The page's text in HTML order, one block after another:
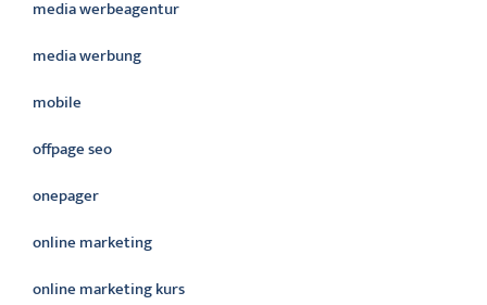
media werbeagentur
media werbung
mobile
offpage seo
onepager
online marketing
online marketing kurs